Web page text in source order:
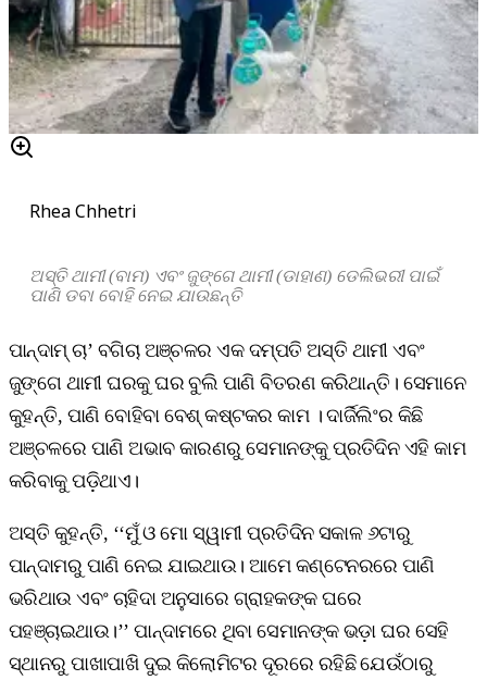
Rhea Chhetri
ଅସ୍ତି ଥାମୀ (ବାମ) ଏବଂ ଜୁଙ୍ଗେ ଥାମୀ (ଡାହାଣ) ଡେଲିଭରୀ ପାଇଁ
ପାଣି ଡବା ବୋହି ନେଇ ଯାଉଛନ୍ତି
ପାନ୍ଦାମ୍‌ ଚା’ ବଗିଚା ଅଞ୍ଚଳର ଏକ ଦମ୍ପତି ଅସ୍ତି ଥାମୀ ଏବଂ
ଜୁଙ୍ଗେ ଥାମୀ ଘରକୁ ଘର ବୁଲି ପାଣି ବିତରଣ କରିଥାନ୍ତି। ସେମାନେ
କୁହନ୍ତି, ପାଣି ବୋହିବା ବେଶ୍‌ କଷ୍ଟକର କାମ । ଦାର୍ଜିଲିଂର କିଛି
ଅଞ୍ଚଳରେ ପାଣି ଅଭାବ କାରଣରୁ ସେମାନଙ୍କୁ ପ୍ରତିଦିନ ଏହି କାମ
କରିବାକୁ ପଡ଼ିଥାଏ।
ଅସ୍ତି କୁହନ୍ତି, ‘‘ମୁଁ ଓ ମୋ ସ୍ୱାମୀ ପ୍ରତିଦିନ ସକାଳ ୬ଟାରୁ
ପାନ୍ଦାମରୁ ପାଣି ନେଇ ଯାଇଥାଉ। ଆମେ କଣ୍ଟେନରରେ ପାଣି
ଭରିଥାଉ ଏବଂ ଚାହିଦା ଅନୁସାରେ ଗ୍ରାହକଙ୍କ ଘରେ
ପହଞ୍ଚାଇଥାଉ।’’ ପାନ୍ଦାମରେ ଥିବା ସେମାନଙ୍କ ଭଡ଼ା ଘର ସେହି
ସ୍ଥାନରୁ ପାଖାପାଖି ଦୁଇ କିଲୋମିଟର ଦୂରରେ ରହିଛି ଯେଉଁଠାରୁ